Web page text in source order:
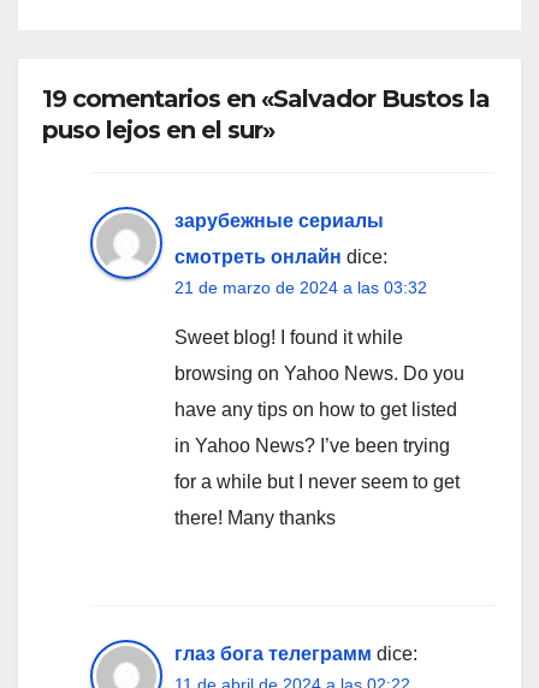
19 comentarios en «Salvador Bustos la
puso lejos en el sur»
зарубежные сериалы
смотреть онлайн dice:
21 de marzo de 2024 a las 03:32
Sweet blog! I found it while
browsing on Yahoo News. Do you
have any tips on how to get listed
in Yahoo News? I’ve been trying
for a while but I never seem to get
there! Many thanks
глаз бога телеграмм dice: